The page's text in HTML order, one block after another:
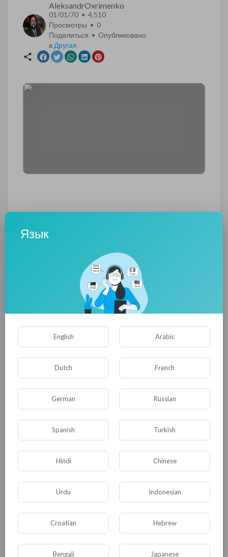
AleksandrOxrimenko
01/01/70 • 4,510
Просмотры • 0
Поделиться • Опубликовано
в Другая
за 5 месяцев 2015 года. И почему профицит
0 • 0 Комментарии
Опубликовать
Комментариев нет
КАТЕГОРИИ
Язык
English Arabic
Dutch French
German Russian
Spanish Turkish
Hindi Chinese
Urdu Indonesian
Croatian Hebrew
Bengali Japanese